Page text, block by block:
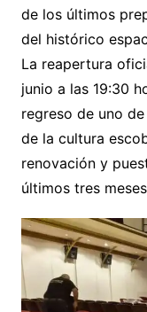
de los últimos
del histórico
La reapertura
junio a las 19:30
regreso de uno
de la cultura
renovación y
últimos tres